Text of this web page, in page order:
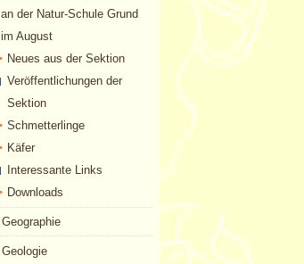
an der Natur-Schule Grund
im August
Neues aus der Sektion
Veröffentlichungen der
Sektion
Schmetterlinge
Käfer
Interessante Links
Downloads
Geographie
Geologie